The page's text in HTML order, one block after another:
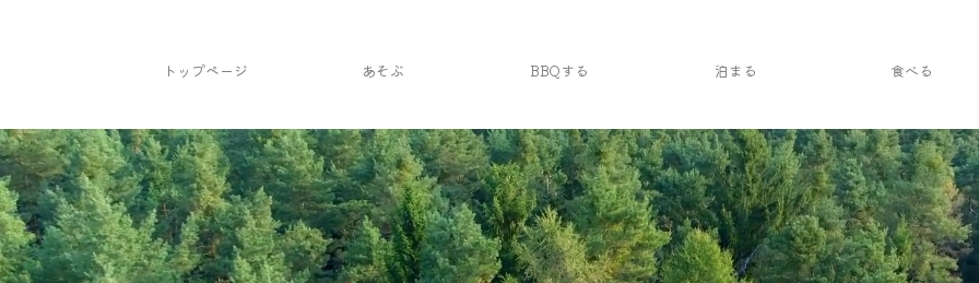
トップページ あそぶ BBQする 泊まる 食べる